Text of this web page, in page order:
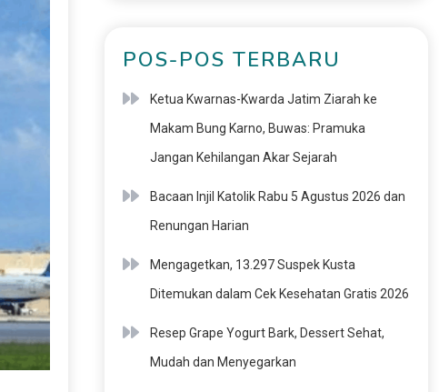
POS-POS TERBARU
Ketua Kwarnas-Kwarda Jatim Ziarah ke
Makam Bung Karno, Buwas: Pramuka
Jangan Kehilangan Akar Sejarah
Bacaan Injil Katolik Rabu 5 Agustus 2026 dan
Renungan Harian
Mengagetkan, 13.297 Suspek Kusta
Ditemukan dalam Cek Kesehatan Gratis 2026
Resep Grape Yogurt Bark, Dessert Sehat,
Mudah dan Menyegarkan